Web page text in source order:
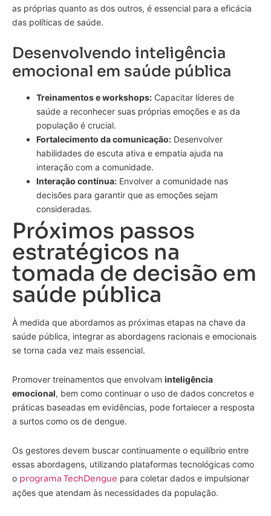
as próprias quanto as dos outros, é essencial para a eficácia
das políticas de saúde.
Desenvolvendo inteligência
emocional em saúde pública
Treinamentos e workshops: Capacitar líderes de
saúde a reconhecer suas próprias emoções e as da
população é crucial.
Fortalecimento da comunicação: Desenvolver
habilidades de escuta ativa e empatia ajuda na
interação com a comunidade.
Interação contínua: Envolver a comunidade nas
decisões para garantir que as emoções sejam
consideradas.
Próximos passos
estratégicos na
tomada de decisão em
saúde pública
À medida que abordamos as próximas etapas na chave da
saúde pública, integrar as abordagens racionais e emocionais
se torna cada vez mais essencial.
Promover treinamentos que envolvam inteligência
emocional, bem como continuar o uso de dados concretos e
práticas baseadas em evidências, pode fortalecer a resposta
a surtos como os de dengue.
Os gestores devem buscar continuamente o equilíbrio entre
essas abordagens, utilizando plataformas tecnológicas como
o programa TechDengue para coletar dados e impulsionar
ações que atendam às necessidades da população.